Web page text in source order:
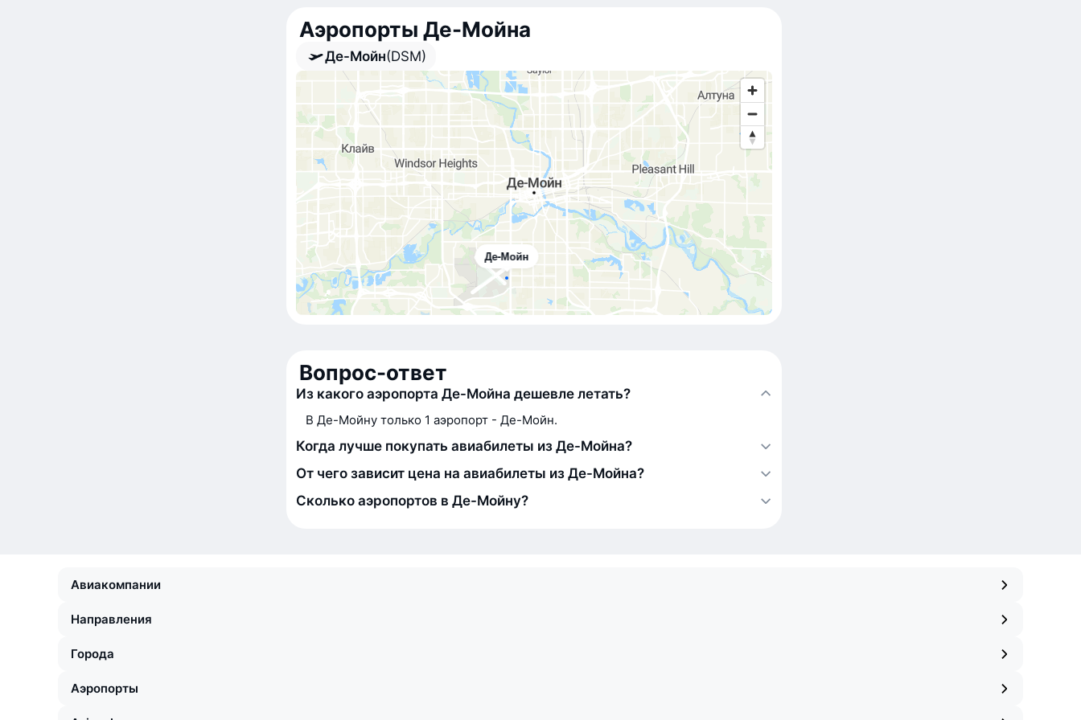
Аэропорты Де-Мойна
Де-Мойн(DSM)
Де-Мойн
Вопрос-ответ
Из какого аэропорта Де-Мойна дешевле летать?
В Де-Мойну только 1 аэропорт - Де-Мойн.
Когда лучше покупать авиабилеты из Де-Мойна?
От чего зависит цена на авиабилеты из Де-Мойна?
Сколько аэропортов в Де-Мойну?
Авиакомпании
Направления
Города
Аэропорты